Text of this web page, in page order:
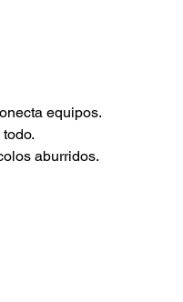
equipos.
aburridos.